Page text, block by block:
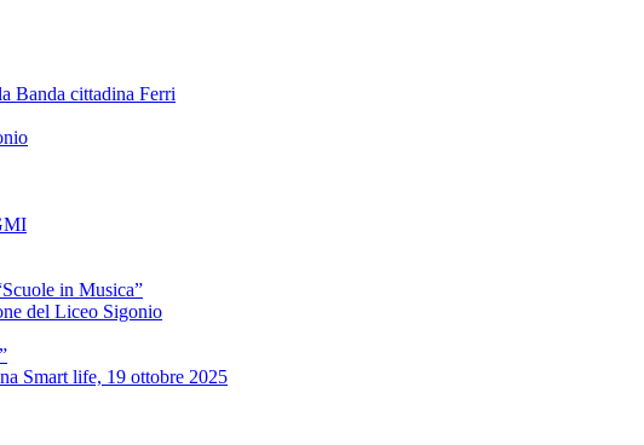
Banda cittadina Ferri
in Musica”
del Liceo Sigonio
Smart life, 19 ottobre 2025